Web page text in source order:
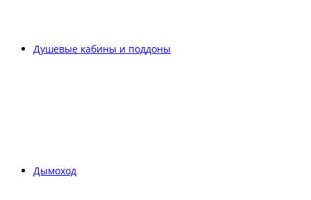
Душевые кабины и поддоны
Дымоход